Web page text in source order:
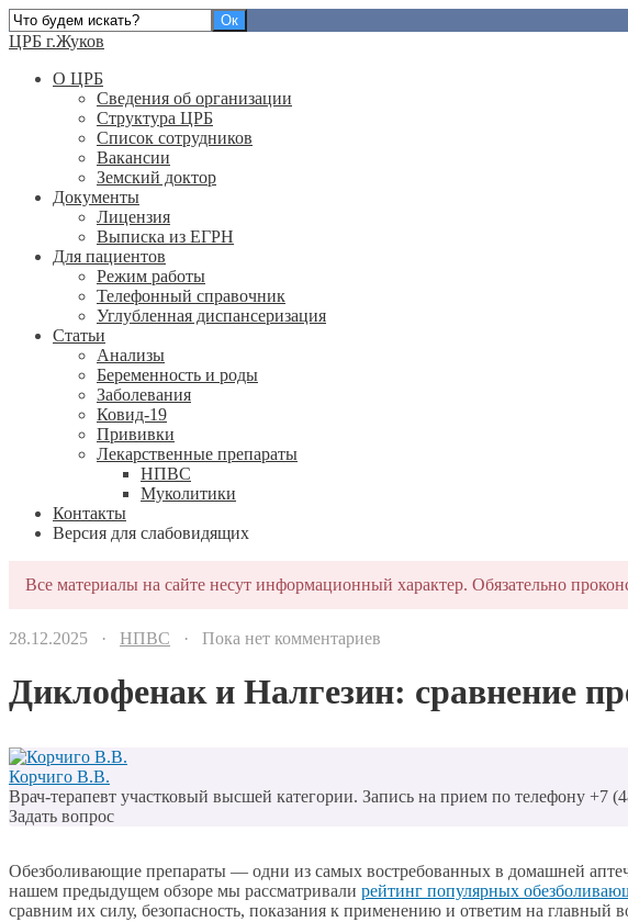
ЦРБ г.Жуков
О ЦРБ
Сведения об организации
Структура ЦРБ
Список сотрудников
Вакансии
Земский доктор
Документы
Лицензия
Выписка из ЕГРН
Для пациентов
Режим работы
Телефонный справочник
Углубленная диспансеризация
Статьи
Анализы
Беременность и роды
Заболевания
Ковид-19
Прививки
Лекарственные препараты
НПВС
Муколитики
Контакты
Версия для слабовидящих
Все материалы на сайте несут информационный характер. Обязательно
28.12.2025 · НПВС · Пока нет комментариев
Диклофенак и Налгезин: сравнение
Корчиго В.В.
Врач-терапевт участковый высшей категории. Запись на прием по телефону +7
Задать вопрос
Обезболивающие препараты — одни из самых востребованных в домашней
нашем предыдущем обзоре мы рассматривали рейтинг популярных
сравним их силу, безопасность, показания к применению и ответим на главный